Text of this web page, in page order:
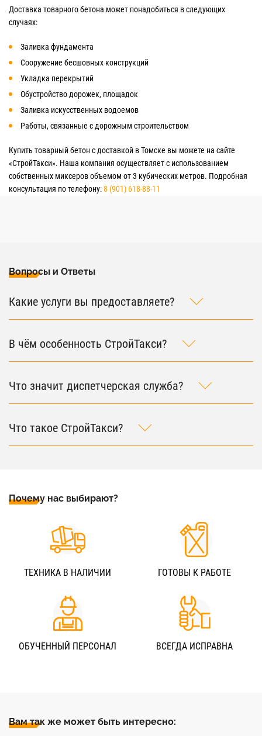
Доставка товарного бетона может понадобиться в следующих
случаях:
Заливка фундамента
Сооружение бесшовных конструкций
Укладка перекрытий
Обустройство дорожек, площадок
Заливка искусственных водоемов
Работы, связанные с дорожным строительством
Купить товарный бетон с доставкой в Томске вы можете на сайте
«СтройТакси». Наша компания осуществляет с использованием
собственных миксеров объемом от 3 кубических метров. Подробная
консультация по телефону:8 (901) 618-88-11
Вопросы и Ответы
Какие услуги вы предоставляете?
В чём особенность СтройТакси?
Что значит диспетчерская служба?
Что такое СтройТакси?
Почему нас выбирают?
ТЕХНИКА В НАЛИЧИИ ГОТОВЫ К РАБОТЕ
ОБУЧЕННЫЙ ПЕРСОНАЛ ВСЕГДА ИСПРАВНА
Вам так же может быть интересно: